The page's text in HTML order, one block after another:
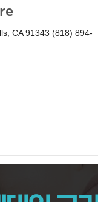
CA 91343 (818) 894-